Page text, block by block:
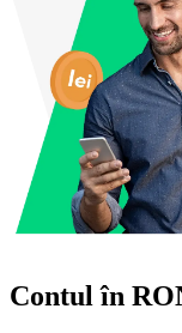
Contul în